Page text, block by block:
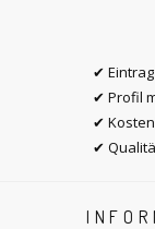
✔
✔ Profil
✔
✔